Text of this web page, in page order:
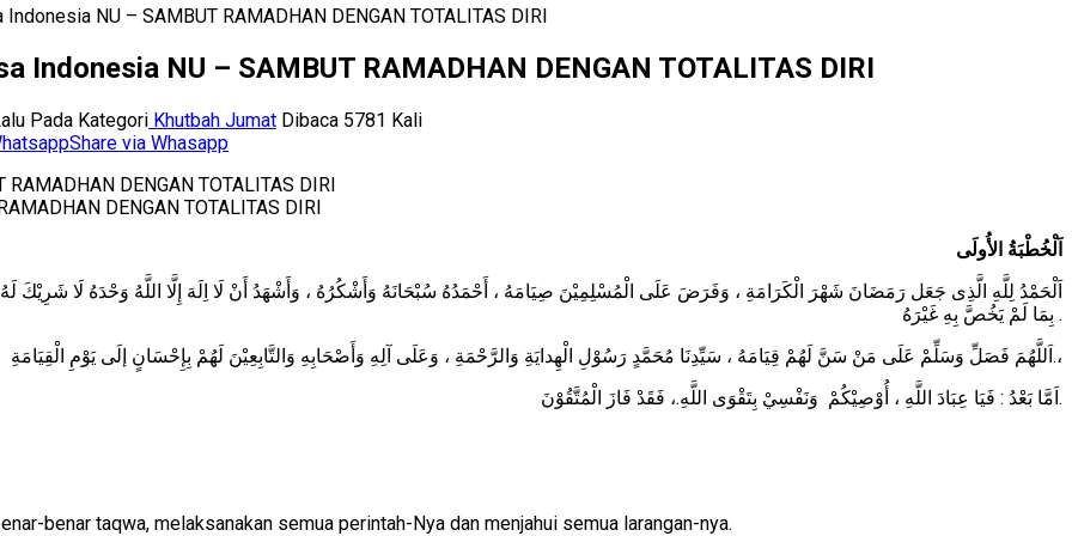
NU – SAMBUT RAMADHAN DENGAN TOTALITAS DIRI
Indonesia NU – SAMBUT RAMADHAN DENGAN TOTALITAS DIRI
Pada Kategori Khutbah Jumat Dibaca 5781 Kali
Share via Whasapp
DENGAN TOTALITAS DIRI
اَلْخُطْبَةُ الأُولَى
اَلْحَمْدُ لِلَّهِ الَّذِى جَعَل رَمَضَانَ شَهْرَ الْكَرَامَةِ ، وَفَرَضَ عَلَى الْمُسْلِمِيْنَ صِيَامَهُ ، أَحْمَدُهُ سُبْحَانَهُ وَأَشْكُرُهُ ، وَأَشْهَدُ أَنْ لَا اِلَهَ إِلَّا اللَّهُ وَحْدَهُ لَا شَرِيْكَ
بِمَا لَمْ يَخُصَّ بِهِ غَيْرَهُ .
اَللَّهُمَ فَصَلِّ وَسَلِّمْ عَلَى مَنْ سَنَّ لَهُمْ قِيَامَهُ ، سَيِّدِنَا مُحَمَّدٍ رَسُوْلِ الْهِدايَةِ وَالرَّحْمَةِ ، وَعَلَى آلِهِ وَأَصْحَابِهِ وَالتَّابِعِيْنَ لَهُمْ بِإِحْسَانٍ إلَى يَوْمِ الْقِيَامَةِ.،
اَمَّا بَعْدُ : فَيَا عِبَادَ اللَّهِ ، أُوْصِيْكُمْ وَنَفْسِيْ بِتَقْوَى اللَّهِ.، فَقَدْ فَازَ الْمُتَّقُوْنَ.
benar taqwa, melaksanakan semua perintah-Nya dan menjahui semua larangan-nya.